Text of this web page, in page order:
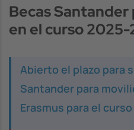
Becas
en el curso
Abierto el plazo para
Santander para
Erasmus para el